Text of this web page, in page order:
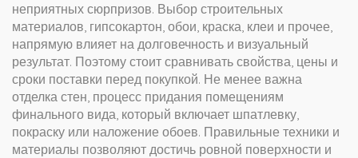
неприятных сюрпризов. Выбор строительных
материалов, гипсокартон, обои, краска, клеи и прочее,
напрямую влияет на долговечность и визуальный
результат. Поэтому стоит сравнивать свойства, цены и
сроки поставки перед покупкой. Не менее важна
отделка стен, процесс придания помещениям
финального вида, который включает шпатлевку,
покраску или наложение обоев. Правильные техники и
материалы позволяют достичь ровной поверхности и